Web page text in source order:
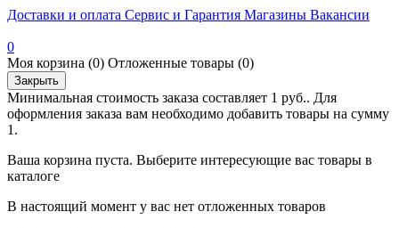
Доставки и оплата Сервис и Гарантия Магазины Вакансии
0
Моя корзина (0) Отложенные товары (0)
Закрыть
Минимальная стоимость заказа составляет 1 руб.. Для
оформления заказа вам необходимо добавить товары на сумму
1.
Ваша корзина пуста. Выберите интересующие вас товары в
каталоге
В настоящий момент у вас нет отложенных товаров